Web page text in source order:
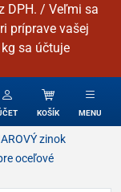
DPH. / Veľmi sa
príprave vašej
sa účtuje
KOŠÍK MENU
zinok
oceľové